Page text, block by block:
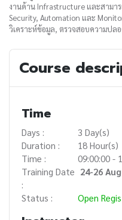
งานด้าน Infrastructure และสามา
Security, Automation และ
วิเคราะห์ข้อมูล, ตรวจสอบความปล
Course
Time
Days :
3 Day(s)
Duration :
18 Hour(s)
Time :
09:00:00 -
Training Date
:
24-26
Status : Open